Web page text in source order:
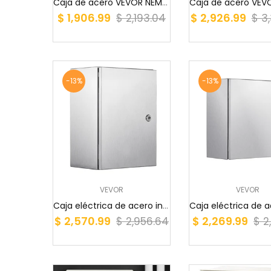
Caja de acero VEVOR NEMA, 16 x 16 x 6'', caja e...
$ 1,906.99 $ 2,193.04 $ 2,926.99 $
-13%
VEVOR
Caja eléctrica de acero inoxidable VEVOR NEMA, ...
$ 2,570.99 $ 2,956.64
-13%
VEVOR
$ 2,269.99 $